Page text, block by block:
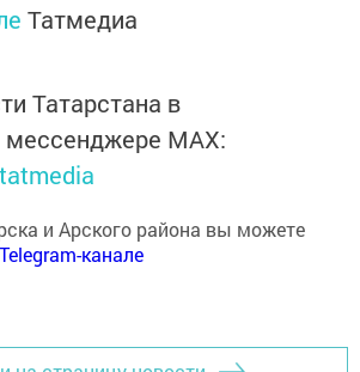
Татмедиа
Татарстана в
мессенджере MАХ:
и Арского района вы можете
Telegram-канале